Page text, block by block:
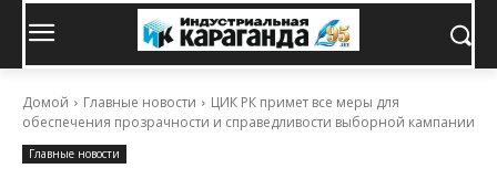
Домой Главные новости
ЦИК РК примет все меры для
обеспечения прозрачности и справедливости выборной кампании
Главные новости